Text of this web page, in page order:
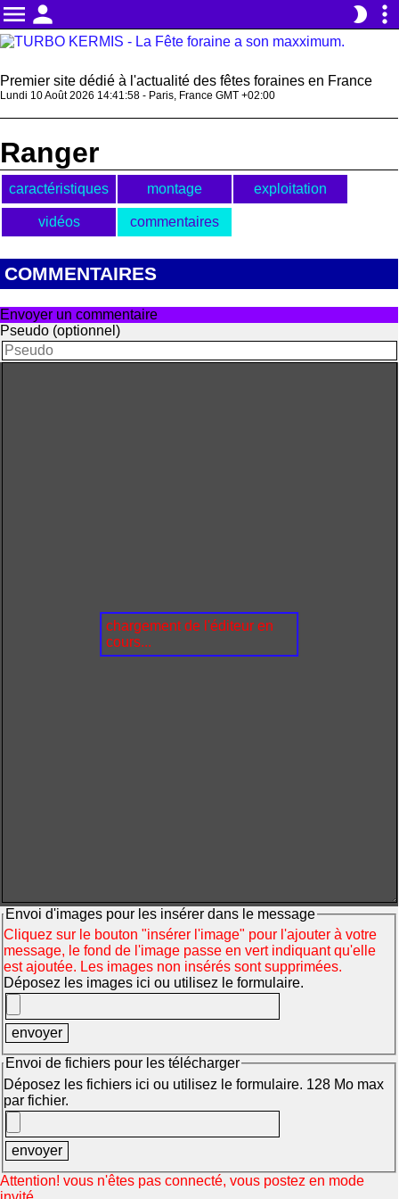
menu person brightness_2 more_vert
Premier site dédié à l'actualité des fêtes foraines en France
Lundi 10 Août 2026 14:41:58 - Paris, France GMT +02:00
Ranger
caractéristiques montage exploitation
vidéos commentaires
COMMENTAIRES
Envoyer un commentaire
Pseudo (optionnel)
chargement de l'éditeur en
cours...
Envoi d'images pour les insérer dans le message
Cliquez sur le bouton "insérer l'image" pour l'ajouter à votre
message, le fond de l'image passe en vert indiquant qu'elle
est ajoutée. Les images non insérés sont supprimées.
Déposez les images ici ou utilisez le formulaire.
Envoi de fichiers pour les télécharger
Déposez les fichiers ici ou utilisez le formulaire. 128 Mo max
par fichier.
Attention! vous n'êtes pas connecté, vous postez en mode